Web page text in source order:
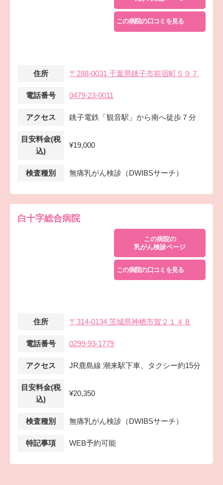
この病院の口コミを見る
住所 〒288-0031 千葉県銚子市前宿町５９７
電話番号 0479-23-0011
アクセス 銚子電鉄「観音駅」から南へ徒歩７分
目安料金(税
込)
¥19,000
検査種別 無痛乳がん検診（DWIBSサーチ）
白十字総合病院
この病院の
乳がん検診ページ
この病院の口コミを見る
住所 〒314-0134 茨城県神栖市賀２１４８
電話番号 0299-93-1779
アクセス JR鹿島線 潮来駅下車、タクシー約15分
目安料金(税
込)
¥20,350
検査種別 無痛乳がん検診（DWIBSサーチ）
特記事項 WEB予約可能